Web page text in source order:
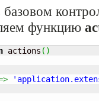
базовом
функцию
actions ( )